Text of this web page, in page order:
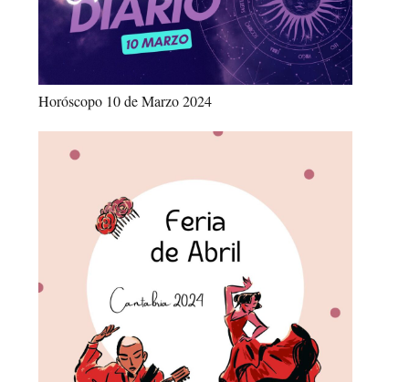
Horóscopo 10 de Marzo 2024